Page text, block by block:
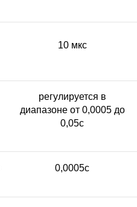
10 мкс
регулируется в
диапазоне от 0,0005 до
0,05с
0,0005с